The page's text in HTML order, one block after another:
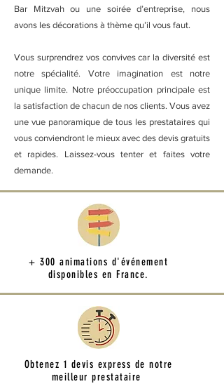
Bar Mitzvah ou une soirée d’entreprise, nous
avons les décorations à thème qu’il vous faut.
Vous surprendrez vos convives car la diversité est
notre spécialité. Votre imagination est notre
unique limite. Notre préoccupation principale est
la satisfaction de chacun de nos clients. Vous avez
une vue panoramique de tous les prestataires qui
vous conviendront le mieux avec des devis gratuits
et rapides. Laissez-vous tenter et faites votre
demande.
+ 300 animations d'événement
disponibles en France.
Obtenez 1 devis express de notre
meilleur prestataire